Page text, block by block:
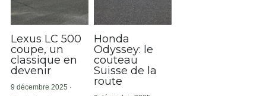
Lexus LC 500
coupe, un
classique en
devenir
9 décembre 2025 ·
Honda
Odyssey: le
couteau
Suisse de la
route